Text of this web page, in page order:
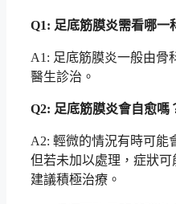
Q1: 足底筋膜炎需看哪一
A1: 足底筋膜炎一般由骨
醫生診治。
Q2: 足底筋膜炎會自愈嗎
A2: 輕微的情況有時可能
但若未加以處理，症狀可
建議積極治療。